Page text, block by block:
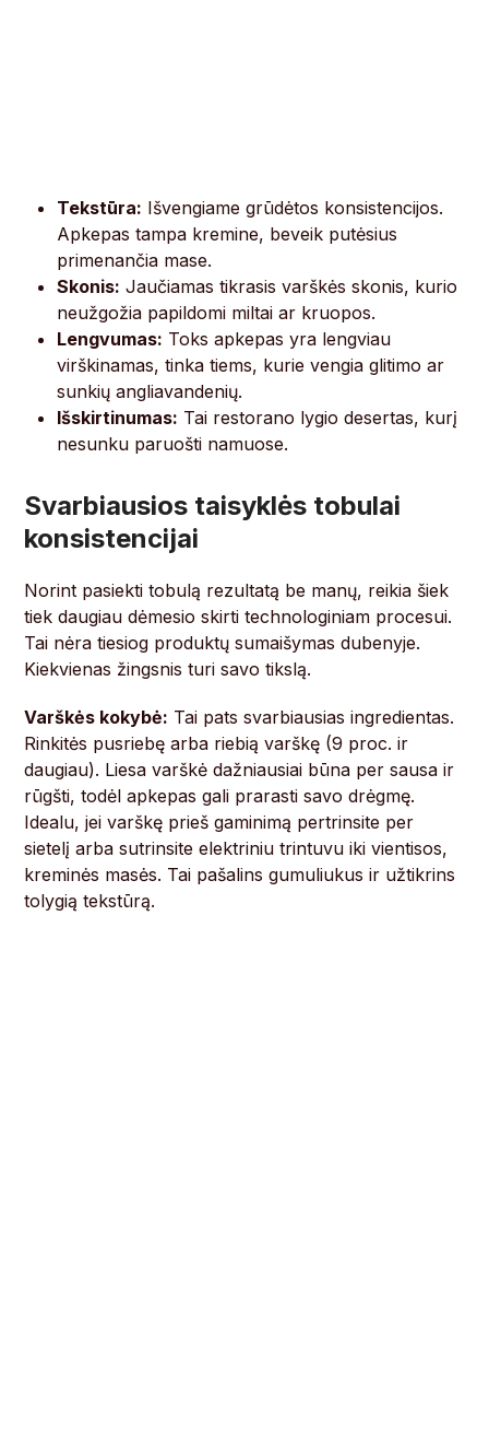
Tekstūra: Išvengiame grūdėtos konsistencijos.
Apkepas tampa kremine, beveik putėsius
primenančia mase.
Skonis: Jaučiamas tikrasis varškės skonis, kurio
neužgožia papildomi miltai ar kruopos.
Lengvumas: Toks apkepas yra lengviau
virškinamas, tinka tiems, kurie vengia glitimo ar
sunkių angliavandenių.
Išskirtinumas: Tai restorano lygio desertas, kurį
nesunku paruošti namuose.
Svarbiausios taisyklės tobulai
konsistencijai
Norint pasiekti tobulą rezultatą be manų, reikia šiek
tiek daugiau dėmesio skirti technologiniam procesui.
Tai nėra tiesiog produktų sumaišymas dubenyje.
Kiekvienas žingsnis turi savo tikslą.
Varškės kokybė: Tai pats svarbiausias ingredientas.
Rinkitės pusriebę arba riebią varškę (9 proc. ir
daugiau). Liesa varškė dažniausiai būna per sausa ir
rūgšti, todėl apkepas gali prarasti savo drėgmę.
Idealu, jei varškę prieš gaminimą pertrinsite per
sietelį arba sutrinsite elektriniu trintuvu iki vientisos,
kreminės masės. Tai pašalins gumuliukus ir užtikrins
tolygią tekstūrą.